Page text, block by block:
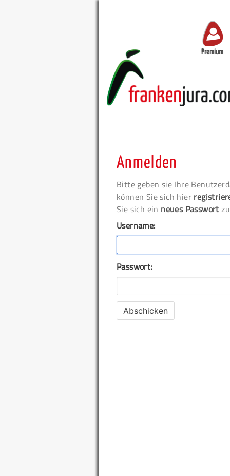
Premium
Anmelden
Bitte geben sie Ihre
können Sie sich hier
Sie sich ein neues Passwort
Username:
Passwort: